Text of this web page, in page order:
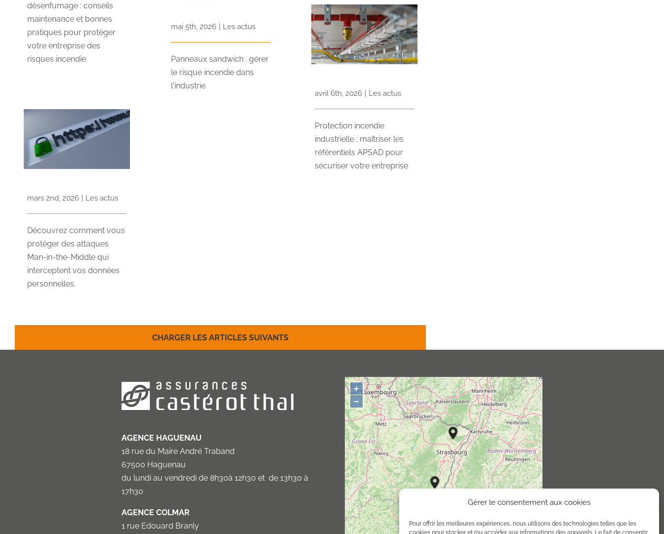
Gérer le consentement aux cookies
Pour offrir les meilleures expériences, nous utilisons des technologies telles que les
cookies pour stocker et/ou accéder aux informations des appareils. Le fait de consentir
désenfumage : conseils
maintenance et bonnes
pratiques pour protéger
votre entreprise des
risques incendie.
mai 5th, 2026 Les actus
Panneaux sandwich : gérer
le risque incendie dans
l'industrie
avril 6th, 2026 Les actus
Protection incendie
industrielle : maîtriser les
référentiels APSAD pour
sécuriser votre entreprise
mars 2nd, 2026 Les actus
Découvrez comment vous
protéger des attaques
Man-in-the-Middle qui
interceptent vos données
personnelles.
CHARGER LES ARTICLES SUIVANTS
AGENCE HAGUENAU
18 rue du Maire André Traband
67500 Haguenau
du lundi au vendredi de 8h30à 12h30 et de 13h30 à
17h30
AGENCE COLMAR
1 rue Edouard Branly
+
−